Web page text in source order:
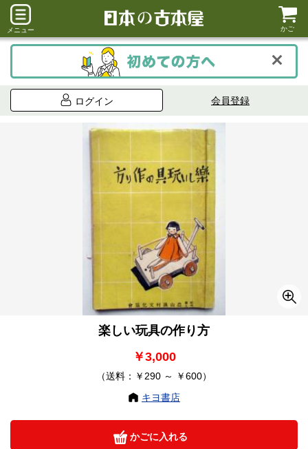
メニュー かご
ログイン 会員登録
楽しい玩具の作り方
￥3,000
（送料：￥290 ～ ￥600）
キヨ書店
かごに入れる